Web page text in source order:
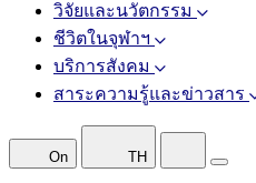
วิจัยและนวัตกรรม
ชีวิตในจุฬาฯ
บริการสังคม
สาระความรู้และข่าวสาร
On TH